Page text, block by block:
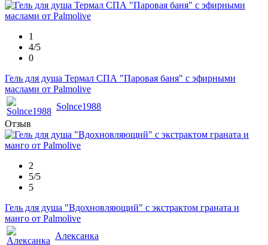
1
4/5
0
Гель для душа Термал СПА "Паровая баня" с эфирными
маслами от Palmolive
Solnce1988
Отзыв
2
5/5
5
Гель для душа "Вдохновляющий" с экстрактом граната и
манго от Palmolive
Алексанка